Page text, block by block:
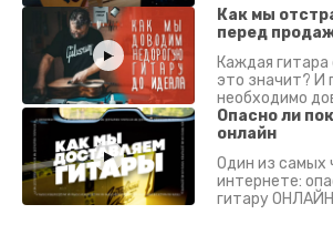
Как мы
перед
Каждая
это значит? И
необходимо
гитары? Если
Подробно - в
Опасно ли
онлайн
Один из самых
интернете:
гитару ОНЛАЙН? Хм,